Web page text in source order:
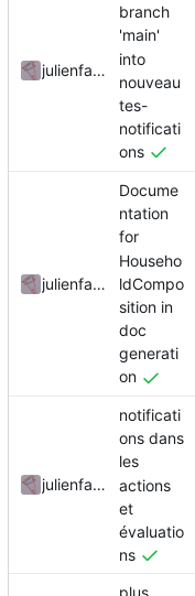
julienfastre
branch
'main'
into
nouveau
tes-
notificati
ons
julienfastre
Docume
ntation
for
Househo
ldCompo
sition in
doc
generati
on
julienfastre
notificati
ons dans
les
actions
et
évaluatio
ns